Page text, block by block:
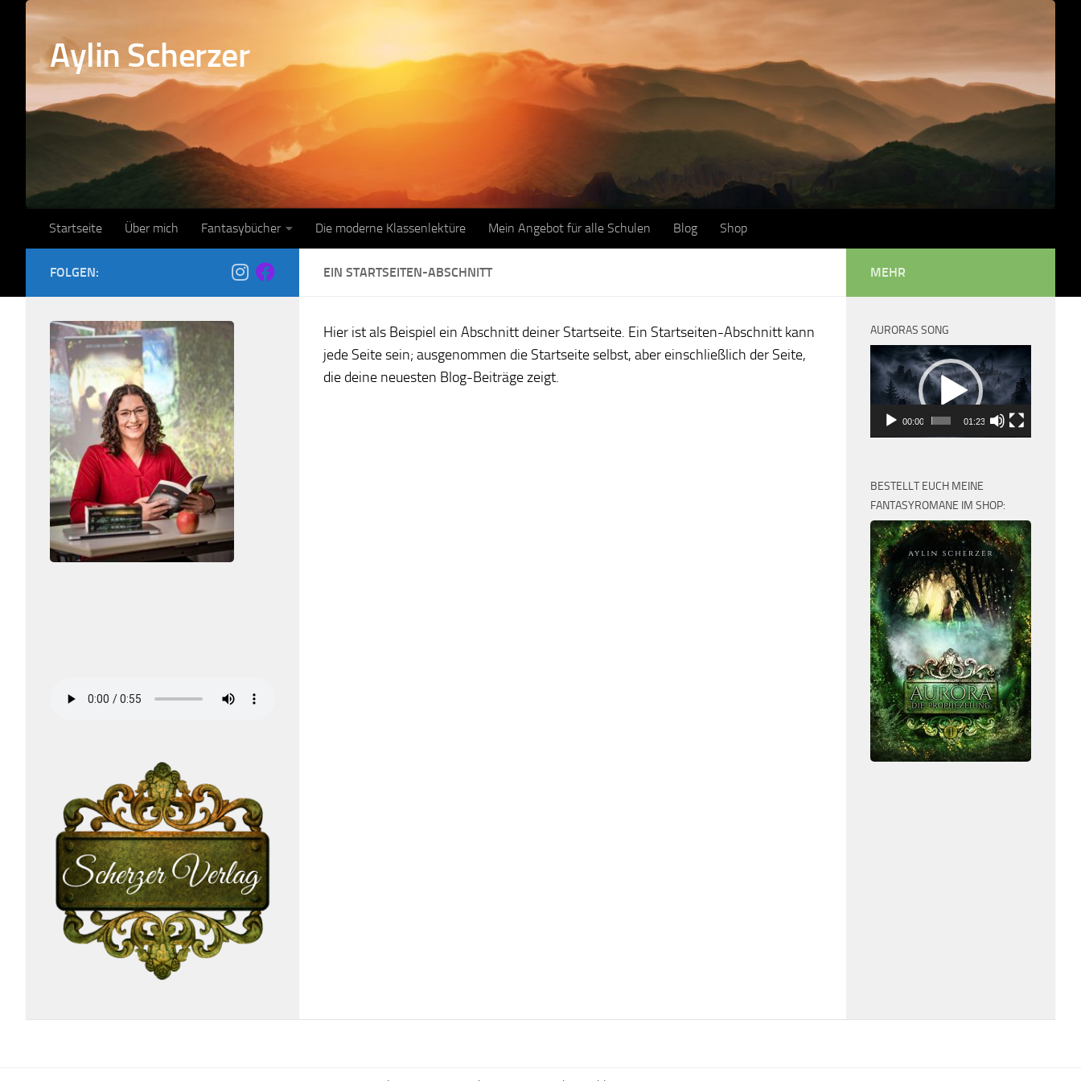
Zum Inhalt springen
Aylin Scherzer
Startseite Über mich Fantasybücher Die moderne Klassenlektüre Mein Angebot für alle Schulen Blog Shop
EIN STARTSEITEN-ABSCHNITT
Hier ist als Beispiel ein Abschnitt deiner Startseite. Ein Startseiten-Abschnitt kann
jede Seite sein; ausgenommen die Startseite selbst, aber einschließlich der Seite,
die deine neuesten Blog-Beiträge zeigt.
FOLGEN: MEHR
AURORAS SONG
Video-
Player
00:00 01:23
BESTELLT EUCH MEINE
FANTASYROMANE IM SHOP: